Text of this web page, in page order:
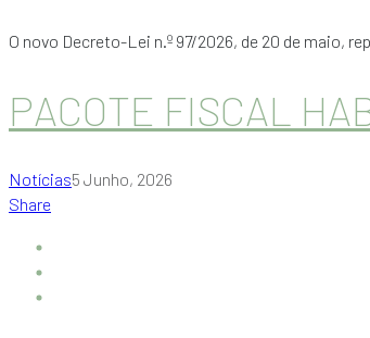
O novo Decreto-Lei n.º 97/2026, de 20 de maio,
PACOTE FISCAL
Notícias5 Junho, 2026
Share